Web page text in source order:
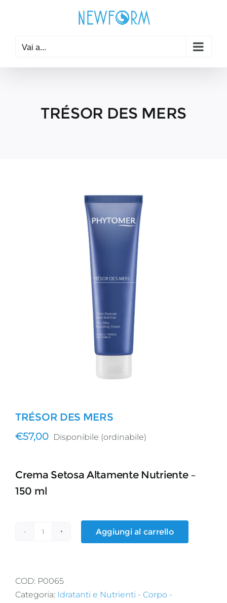
Vai a...
TRÉSOR DES MERS
TRÉSOR DES MERS
€57,00 Disponibile (ordinabile)
Crema Setosa Altamente Nutriente –
150 ml
quantità
Aggiungi al carrello
COD: P0065
Categoria: Idratanti e Nutrienti - Corpo -